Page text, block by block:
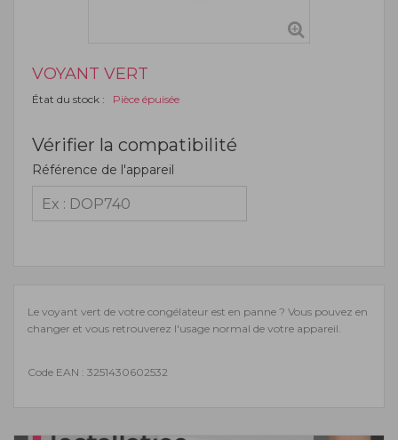
VOYANT VERT
État du stock : Pièce épuisée
Vérifier la compatibilité
Référence de l'appareil
Le voyant vert de votre congélateur est en panne ? Vous pouvez en
changer et vous retrouverez l'usage normal de votre appareil.
Code EAN : 3251430602532